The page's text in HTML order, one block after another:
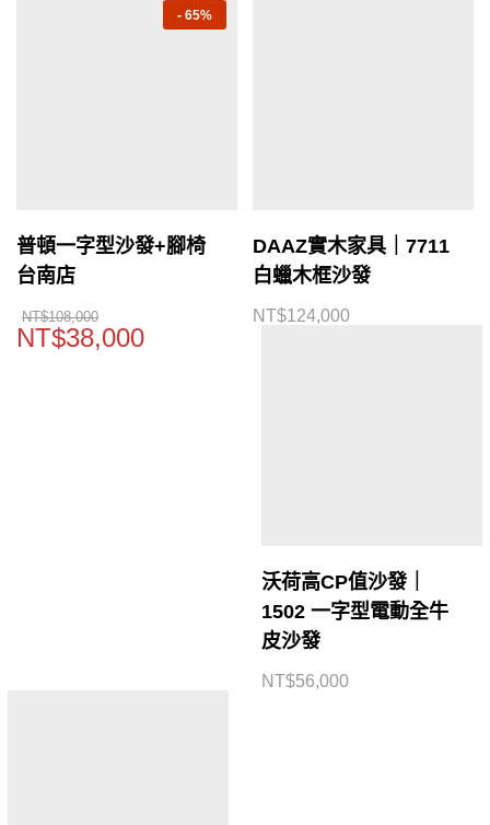
- 65%
普頓一字型沙發+腳椅
台南店
NT$108,000
NT$38,000
DAAZ實木家具｜7711
白蠟木框沙發
NT$124,000
沃荷高CP值沙發｜
1502 一字型電動全牛
皮沙發
NT$56,000